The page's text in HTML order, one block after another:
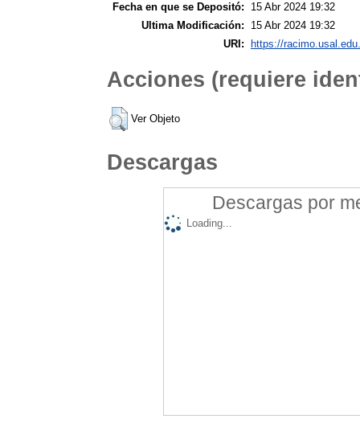
Fecha en que se Depositó:
15 Abr 2024 19:32
Ultima Modificación:
15 Abr 2024 19:32
URI:
https://
Acciones (requiere
Ver Objeto
Descargas
Descargas por
Loading...